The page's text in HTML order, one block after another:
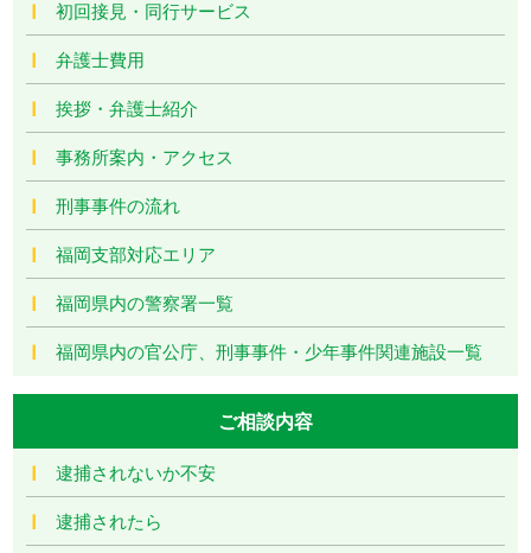
初回接見・同行サービス
弁護士費用
挨拶・弁護士紹介
事務所案内・アクセス
刑事事件の流れ
福岡支部対応エリア
福岡県内の警察署一覧
福岡県内の官公庁、刑事事件・少年事件関連施設一覧
ご相談内容
逮捕されないか不安
逮捕されたら